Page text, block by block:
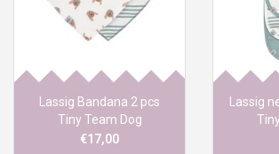
Lassig Bandana 2 pcs
Tiny Team Dog
€17,00
Lassig